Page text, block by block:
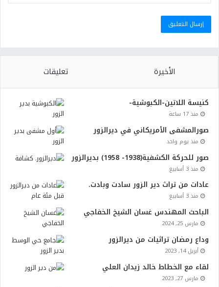
الأخيرة تعليقات
كنيسة اللاتين-الكبوشية-
منذ 17 ساعة
صورالمشفى الأمريكاني في ديرالزور
منذ يوم واحد
صور للحركة الكشفية(1938- 1958) بديرالزور
منذ 3 أسابيع
عادات من تراث دير الزور سادت وبادت.
منذ 3 أسابيع
الباحث المهندس غسان الشيخ الخفاجي
مارس 25, 2024
وداع رمضان تراثيات من ديرالزور
أبريل 14, 2023
لقاء مع الخطاط خالد زيدان العلي
مارس 27, 2023